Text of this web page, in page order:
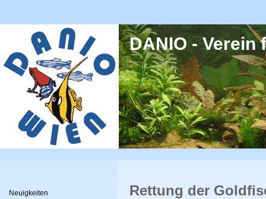
DANIO -
Neuigkeiten
Rettung der